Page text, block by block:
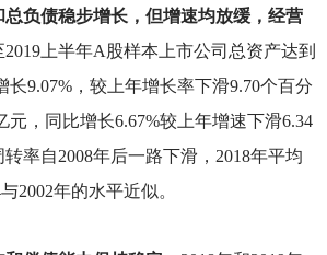
负债稳步增长，但增速均放缓，经营
2019上半年A股样本上市公司总资产达到
长9.07%，较上年增长率下滑9.70个百分
元，同比增长6.67%较上年增速下滑6.34
率自2008年后一路下滑，2018年平均
2002年的水平近似。